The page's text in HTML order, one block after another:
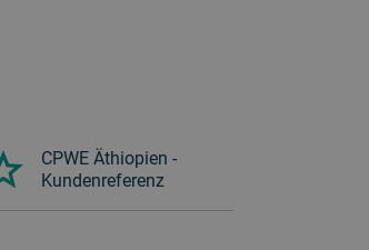
CPWE Äthiopien -
Kundenreferenz